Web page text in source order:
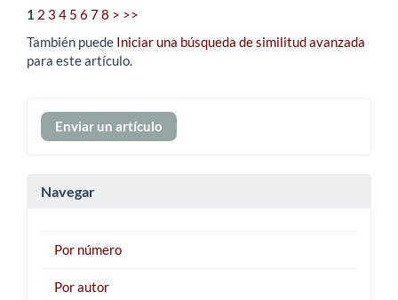
1 2 3 4 5 6 78 > >>
También puede Iniciar una búsqueda de similitud avanzada
para este artículo.
Enviar
un
Enviar un artículo
Navegar
Por número
Por autor